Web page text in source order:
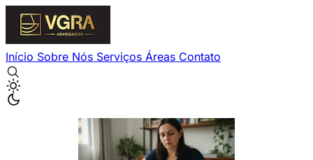
Início Sobre Nós Serviços Áreas Contato